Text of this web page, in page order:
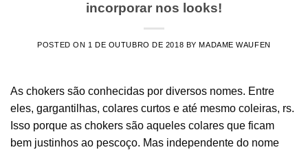
incorporar nos looks!
POSTED ON 1 DE OUTUBRO DE 2018 BYMADAME WAUFEN
As chokers são conhecidas por diversos nomes. Entre
eles, gargantilhas, colares curtos e até mesmo coleiras, rs.
Isso porque as chokers são aqueles colares que ficam
bem justinhos ao pescoço. Mas independente do nome